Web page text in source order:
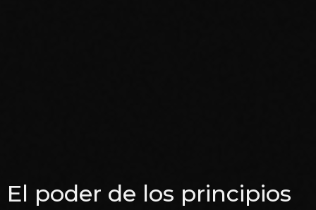
El poder de los principios